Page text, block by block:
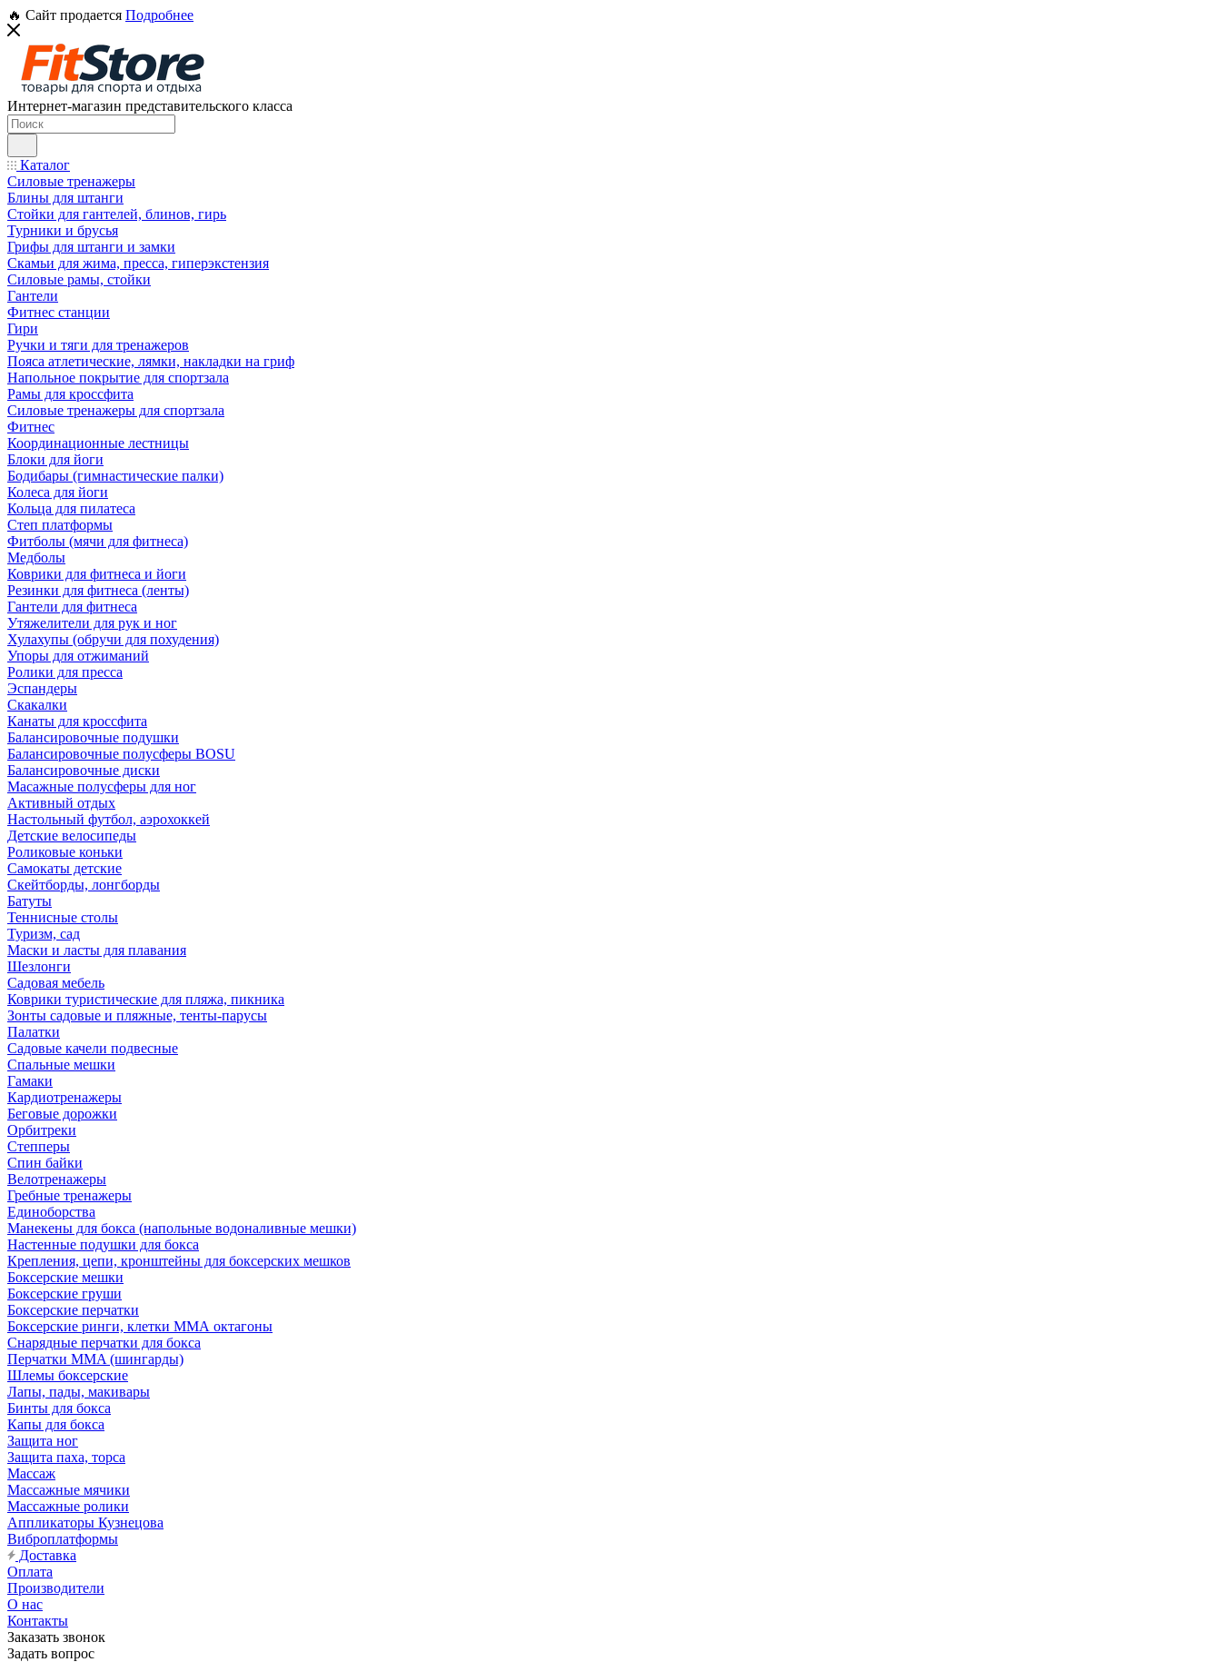
🔥 Сайт продается Подробнее
Интернет-магазин представительского класса
Каталог
Силовые тренажеры
Блины для штанги
Стойки для гантелей, блинов, гирь
Турники и брусья
Грифы для штанги и замки
Скамьи для жима, пресса, гиперэкстензия
Силовые рамы, стойки
Гантели
Фитнес станции
Гири
Ручки и тяги для тренажеров
Пояса атлетические, лямки, накладки на гриф
Напольное покрытие для спортзала
Рамы для кроссфита
Силовые тренажеры для спортзала
Фитнес
Координационные лестницы
Блоки для йоги
Бодибары (гимнастические палки)
Колеса для йоги
Кольца для пилатеса
Степ платформы
Фитболы (мячи для фитнеса)
Медболы
Коврики для фитнеса и йоги
Резинки для фитнеса (ленты)
Гантели для фитнеса
Утяжелители для рук и ног
Хулахупы (обручи для похудения)
Упоры для отжиманий
Ролики для пресса
Эспандеры
Скакалки
Канаты для кроссфита
Балансировочные подушки
Балансировочные полусферы BOSU
Балансировочные диски
Масажные полусферы для ног
Активный отдых
Настольный футбол, аэрохоккей
Детские велосипеды
Роликовые коньки
Самокаты детские
Скейтборды, лонгборды
Батуты
Теннисные столы
Туризм, сад
Маски и ласты для плавания
Шезлонги
Садовая мебель
Коврики туристические для пляжа, пикника
Зонты садовые и пляжные, тенты-парусы
Палатки
Садовые качели подвесные
Спальные мешки
Гамаки
Кардиотренажеры
Беговые дорожки
Орбитреки
Степперы
Спин байки
Велотренажеры
Гребные тренажеры
Единоборства
Манекены для бокса (напольные водоналивные мешки)
Настенные подушки для бокса
Крепления, цепи, кронштейны для боксерских мешков
Боксерские мешки
Боксерские груши
Боксерские перчатки
Боксерские ринги, клетки ММА октагоны
Снарядные перчатки для бокса
Перчатки MMA (шингарды)
Шлемы боксерские
Лапы, пады, макивары
Бинты для бокса
Капы для бокса
Защита ног
Защита паха, торса
Массаж
Массажные мячики
Массажные ролики
Аппликаторы Кузнецова
Виброплатформы
Доставка
Оплата
Производители
О нас
Контакты
Заказать звонок
Задать вопрос